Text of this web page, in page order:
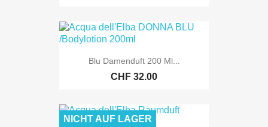
Blu Damenduft 200 Ml...
CHF 32.00
NICHT AUF LAGER